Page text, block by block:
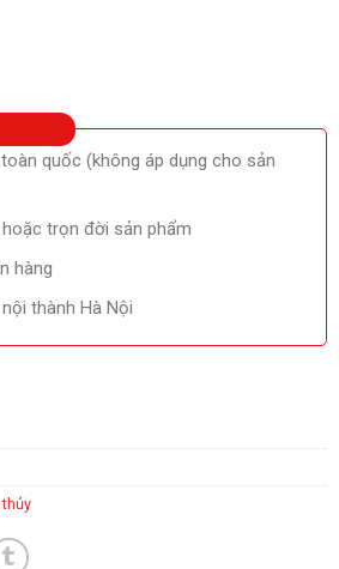
quốc (không áp dụng cho sản
trọn đời sản phẩm
hàng
thành Hà Nội